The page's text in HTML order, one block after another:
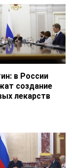
в России
создание
лекарств